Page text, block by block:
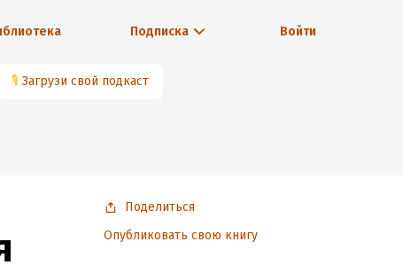
Подписка Войти
🎙 Загрузи свой подкаст
Поделиться
Опубликовать свою книгу